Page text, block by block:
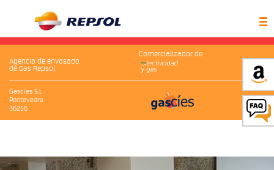
Agencia de envasado
de Gas Repsol
Comercializador de
Gascíes S.L
Pontevedra
36256